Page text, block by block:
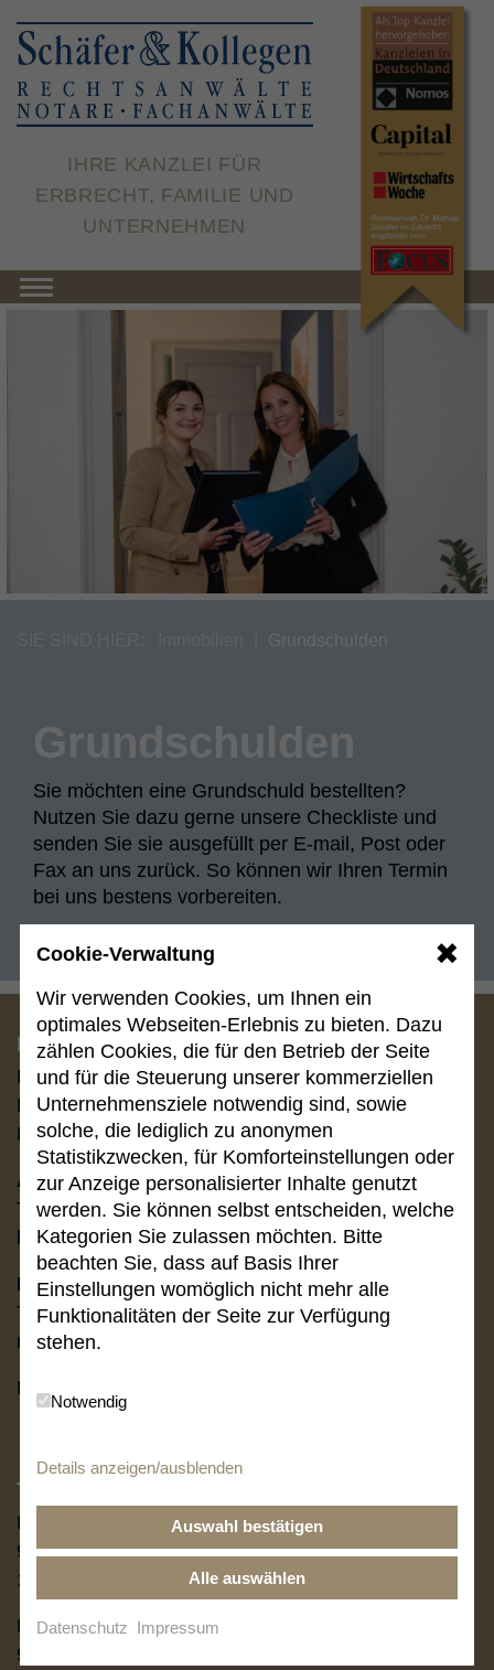
×
IHRE KANZLEI FÜR
ERBRECHT, FAMILIE UND
UNTERNEHMEN
Toggle navigation
Grundschulden
Grundschulden
Sie möchten eine Grundschuld bestellten?
Nutzen Sie dazu gerne unsere Checkliste und
senden Sie sie ausgefüllt per E-mail, Post oder
Fax an uns zurück. So können wir Ihren Termin
bei uns bestens vorbereiten.
Kontakt
Kanzlei Schäfer & Kollegen
Rechtsanwälte PartmbB
Parkstraße 10 | 65549 Limburg
Anwaltschaft:
Tel. (0 64 31) 91 58 0
kanzlei@schaefer-und-kollegen.de
Notariat:
Tel. (0 64 31) 91 58 -14 / -15 / -21 / -18
notariat@
Fax:(0 64 31) 91 58 58
Telefonzeiten
Montag - Donnerstag:
9.00 - 12.30 Uhr
14.00 - 17.00 Uhr
Freitag:
9.00 - 12.30 Uhr
Cookie-Verwaltung
Wir verwenden Cookies, um Ihnen ein
optimales Webseiten-Erlebnis zu bieten. Dazu
zählen Cookies, die für den Betrieb der Seite
und für die Steuerung unserer kommerziellen
Unternehmensziele notwendig sind, sowie
solche, die lediglich zu anonymen
Statistikzwecken, für Komforteinstellungen oder
zur Anzeige personalisierter Inhalte genutzt
werden. Sie können selbst entscheiden, welche
Kategorien Sie zulassen möchten. Bitte
beachten Sie, dass auf Basis Ihrer
Einstellungen womöglich nicht mehr alle
Funktionalitäten der Seite zur Verfügung
stehen.
Notwendig
Details anzeigen/ausblenden
Auswahl bestätigen
Alle auswählen
Datenschutz Impressum
✖